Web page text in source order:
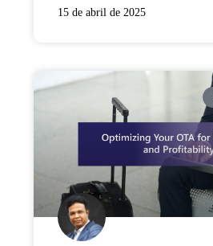
15 de abril de 2025